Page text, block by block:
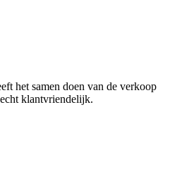
het samen doen van de verkoop
klantvriendelijk.